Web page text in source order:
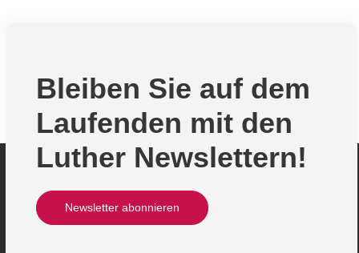
Bleiben Sie auf dem
Laufenden mit den
Luther Newslettern!
Newsletter abonnieren